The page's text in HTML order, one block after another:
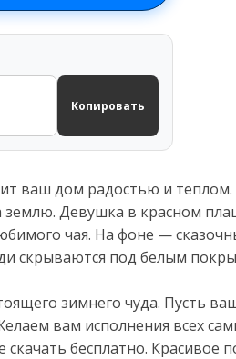
Копировать
ваш дом радостью и теплом.
землю. Девушка в красном
чая. На фоне —
скрываются под белым
зимнего чуда. Пусть
вам исполнения всех
бесплатно. Красивое